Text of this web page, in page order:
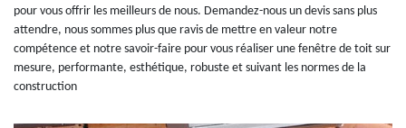
pour vous offrir les meilleurs de nous. Demandez-nous un devis sans plus
attendre, nous sommes plus que ravis de mettre en valeur notre
compétence et notre savoir-faire pour vous réaliser une fenêtre de toit sur
mesure, performante, esthétique, robuste et suivant les normes de la
construction